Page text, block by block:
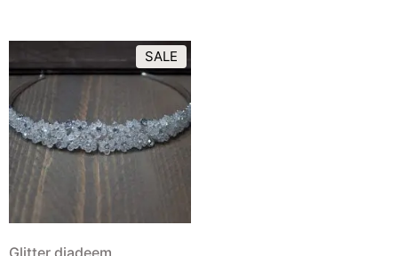
SALE
Glitter diadeem